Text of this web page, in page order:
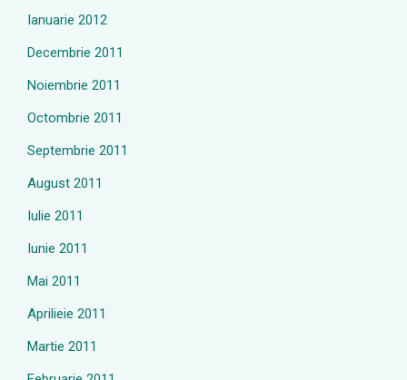
Ianuarie 2012
Decembrie 2011
Noiembrie 2011
Octombrie 2011
Septembrie 2011
August 2011
Iulie 2011
Iunie 2011
Mai 2011
Aprilieie 2011
Martie 2011